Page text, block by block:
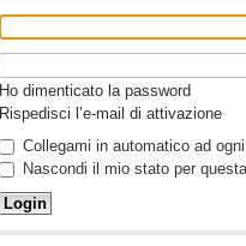
Ho dimenticato la password
Rispedisci l’e-mail di attivazione
Collegami in automatico ad
Nascondi il mio stato per